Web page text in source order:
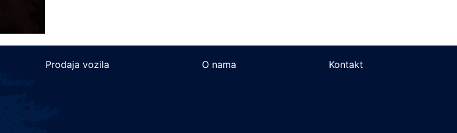
Prodaja vozila O nama Kontakt